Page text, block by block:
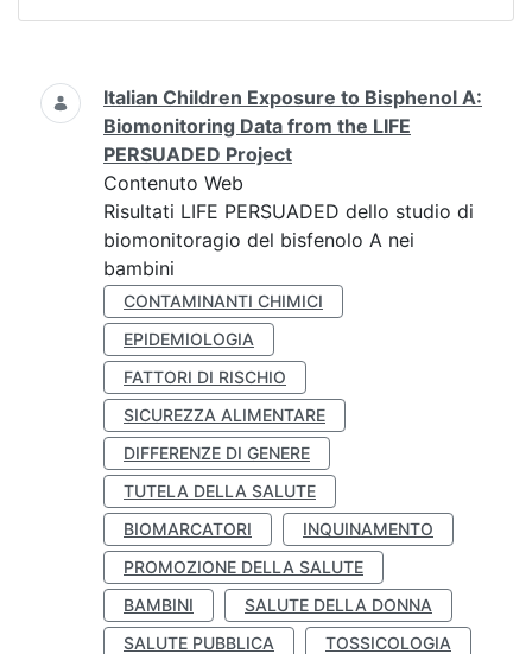
Ricerca
Italian Children Exposure to Bisphenol A:
Biomonitoring Data from the LIFE
PERSUADED Project
Contenuto Web
Risultati LIFE PERSUADED dello studio di
biomonitoragio del bisfenolo A nei
bambini
CONTAMINANTI CHIMICI
EPIDEMIOLOGIA
FATTORI DI RISCHIO
SICUREZZA ALIMENTARE
DIFFERENZE DI GENERE
TUTELA DELLA SALUTE
BIOMARCATORI
INQUINAMENTO
PROMOZIONE DELLA SALUTE
BAMBINI
SALUTE DELLA DONNA
SALUTE PUBBLICA
TOSSICOLOGIA